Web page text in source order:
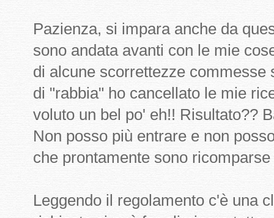
Pazienza, si impara anche da
sono andata avanti con le mie
di alcune scorrettezze commesse
di "rabbia" ho cancellato le mie
voluto un bel po' eh!! Risultato??
Non posso più entrare e non
che prontamente sono
Leggendo il regolamento c'è una